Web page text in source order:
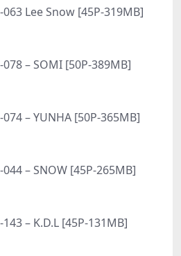
063 Lee Snow [45P-319MB]
078 – SOMI [50P-389MB]
074 – YUNHA [50P-365MB]
044 – SNOW [45P-265MB]
143 – K.D.L [45P-131MB]